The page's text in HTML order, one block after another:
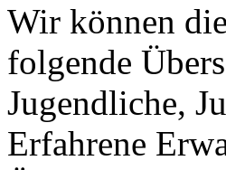
Wir können
folgende
Jugendliche,
Erfahrene